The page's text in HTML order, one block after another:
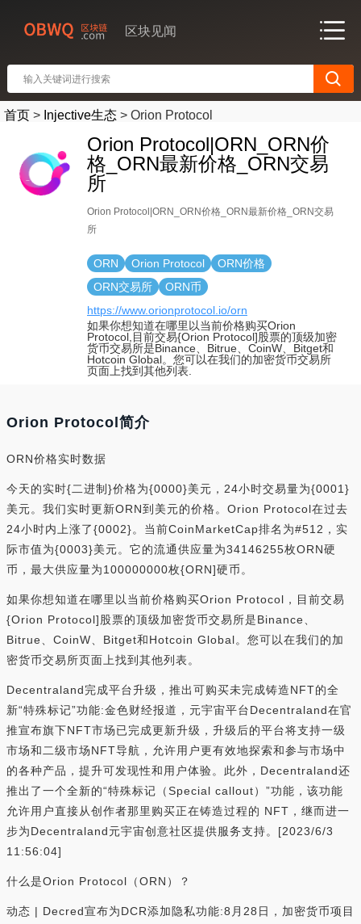
区块见闻
首页 > Injective生态 > Orion Protocol
Orion Protocol|ORN_ORN价
格_ORN最新价格_ORN交易
所
Orion Protocol|ORN_ORN价格_ORN最新价格_ORN交易
所
ORN Orion Protocol
ORN价格
ORN交易所
ORN币
https://www.orionprotocol.io/orn
如果你想知道在哪里以当前价格购买Orion
Protocol,目前交易{Orion Protocol]股票的顶级加密
货币交易所是Binance、Bitrue、CoinW、Bitget和
Hotcoin Global。您可以在我们的加密货币交易所
页面上找到其他列表.
Orion Protocol简介
ORN价格实时数据
今天的实时{二进制}价格为{0000}美元，24小时交易量为{0001}
美元。我们实时更新ORN到美元的价格。Orion Protocol在过去
24小时内上涨了{0002}。当前CoinMarketCap排名为#512，实
际市值为{0003}美元。它的流通供应量为34146255枚ORN硬
币，最大供应量为100000000枚{ORN]硬币。
如果你想知道在哪里以当前价格购买Orion Protocol，目前交易
{Orion Protocol]股票的顶级加密货币交易所是Binance、
Bitrue、CoinW、Bitget和Hotcoin Global。您可以在我们的加
密货币交易所页面上找到其他列表。
Decentraland完成平台升级，推出可购买未完成铸造NFT的全
新“特殊标记”功能:金色财经报道，元宇宙平台Decentraland在官
推宣布旗下NFT市场已完成更新升级，升级后的平台将支持一级
市场和二级市场NFT导航，允许用户更有效地探索和参与市场中
的各种产品，提升可发现性和用户体验。此外，Decentraland还
推出了一个全新的“特殊标记（Special callout）”功能，该功能
允许用户直接从创作者那里购买正在铸造过程的 NFT，继而进一
步为Decentraland元宇宙创意社区提供服务支持。[2023/6/3
11:56:04]
什么是Orion Protocol（ORN）？
动态 | Decred宣布为DCR添加隐私功能:8月28日，加密货币项目